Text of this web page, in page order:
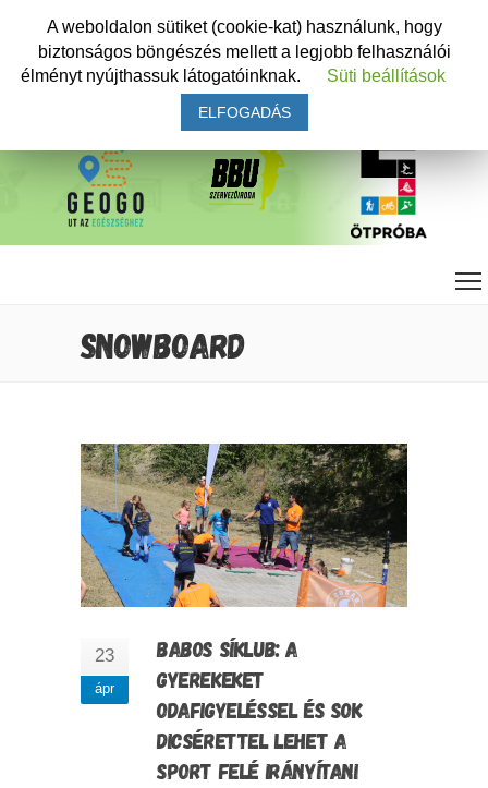
SNOWBOARD
23
ápr
BABOS SÍKLUB: A
GYEREKEKET
ODAFIGYELÉSSEL ÉS SOK
DICSÉRETTEL LEHET A
SPORT FELÉ IRÁNYÍTANI
A weboldalon sütiket (cookie-kat) használunk, hogy
biztonságos böngészés mellett a legjobb felhasználói
élményt nyújthassuk látogatóinknak.
Süti beállítások
ELFOGADÁS